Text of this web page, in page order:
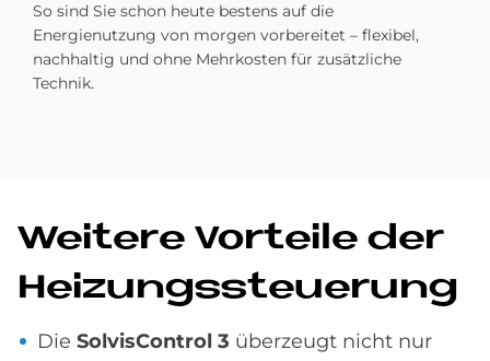
So sind Sie schon heute bestens auf die
Energienutzung von morgen vorbereitet – flexibel,
nachhaltig und ohne Mehrkosten für zusätzliche
Technik.
Wei­te­re Vor­teile der
Hei­zungs­steue­rung
Die SolvisControl 3 überzeugt nicht nur